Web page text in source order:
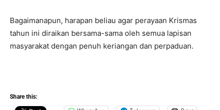
Bagaimanapun, harapan beliau agar perayaan Krismas
tahun ini diraikan bersama-sama oleh semua lapisan
masyarakat dengan penuh keriangan dan perpaduan.
Share this: